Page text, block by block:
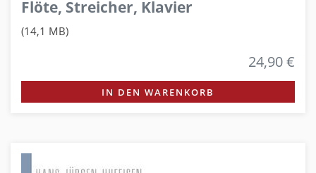
Flöte, Streicher, Klavier
(14,1 MB)
24,90 €
IN DEN WARENKORB